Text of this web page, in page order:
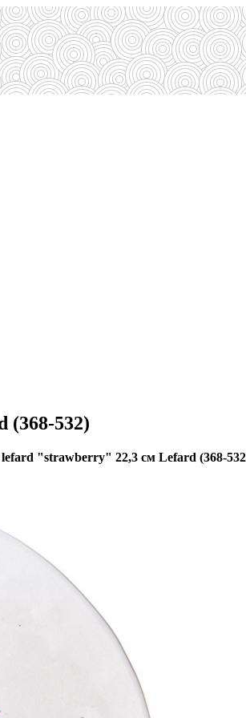
(368-532)
lefard "strawberry" 22,3 см Lefard (368-